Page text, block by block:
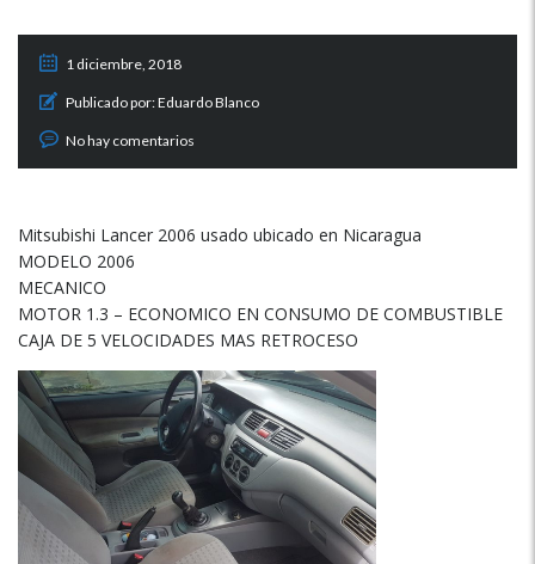
1 diciembre, 2018
Publicado por:Eduardo Blanco
No hay comentarios
Mitsubishi Lancer 2006 usado ubicado en Nicaragua
MODELO 2006
MECANICO
MOTOR 1.3 – ECONOMICO EN CONSUMO DE COMBUSTIBLE
CAJA DE 5 VELOCIDADES MAS RETROCESO